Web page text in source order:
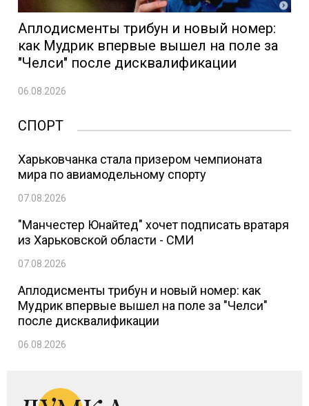
Аплодисменты трибун и новый номер:
как Мудрик впервые вышел на поле за
"Челси" после дисквалификации
06.08.2026
СПОРТ
Харьковчанка стала призером чемпионата
мира по авиамодельному спорту
07.08.2026
"Манчестер Юнайтед" хочет подписать вратаря
из Харьковской области - СМИ
07.08.2026
Аплодисменты трибун и новый номер: как
Мудрик впервые вышел на поле за "Челси"
после дисквалификации
06.08.2026